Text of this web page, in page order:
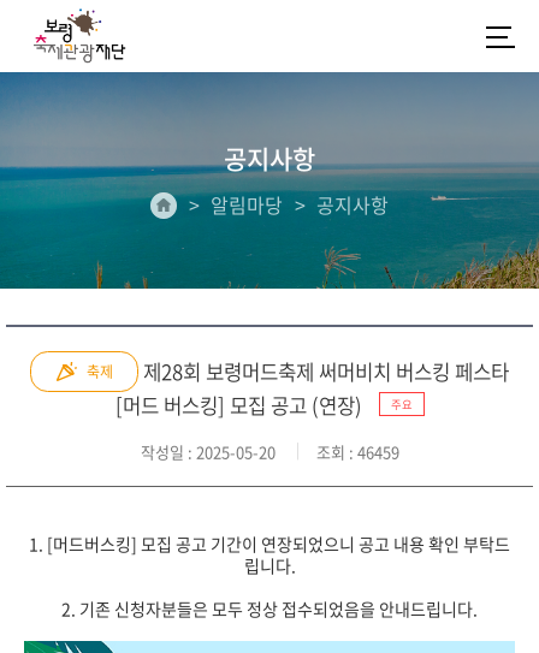
공지사항
알림마당 공지사항
축제
제28회 보령머드축제 써머비치 버스킹 페스타
[머드 버스킹] 모집 공고 (연장)
주요
작성일 : 2025-05-20 조회 : 46459
1. [머드버스킹] 모집 공고 기간이 연장되었으니 공고 내용 확인 부탁드
립니다.
2. 기존 신청자분들은 모두 정상 접수되었음을 안내드립니다.